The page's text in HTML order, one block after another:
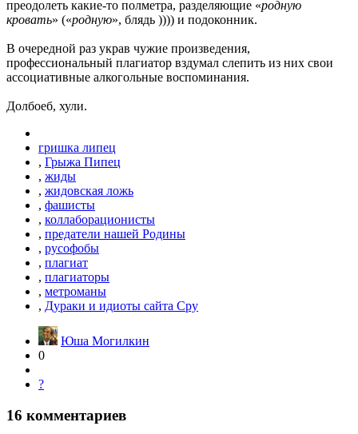
преодолеть какие-то полметра, разделяющие «родную
кровать» («родную», блядь )))) и подоконник.
В очередной раз украв чужие произведения,
профессиональный плагиатор вздумал слепить из них свои
ассоциативные алкогольные воспоминания.
Долбоеб, хули.
гришка липец
, Грыжа Пипец
, жиды
, жидовская ложь
, фашисты
, коллаборационисты
, предатели нашей Родины
, русофобы
, плагиат
, плагиаторы
, метроманы
, Дураки и идиоты сайта Сру
Юша Могилкин
0
?
16 комментариев